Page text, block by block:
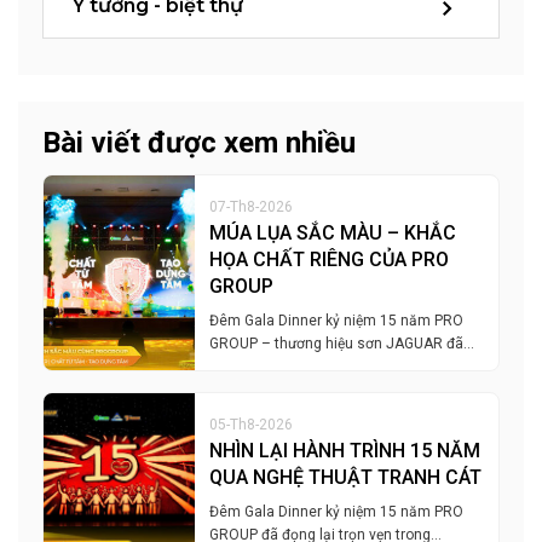
Ý tưởng - biệt thự
Bài viết được xem nhiều
07-Th8-2026
MÚA LỤA SẮC MÀU – KHẮC
HỌA CHẤT RIÊNG CỦA PRO
GROUP
Đêm Gala Dinner kỷ niệm 15 năm PRO
GROUP – thương hiệu sơn JAGUAR đã…
05-Th8-2026
NHÌN LẠI HÀNH TRÌNH 15 NĂM
QUA NGHỆ THUẬT TRANH CÁT
Đêm Gala Dinner kỷ niệm 15 năm PRO
GROUP đã đọng lại trọn vẹn trong…